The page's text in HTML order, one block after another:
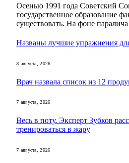
Осенью 1991 года Советский
государственное образование
существовать. На фоне
Названы лучшие упражнения
8 августа, 2026
Врач назвала список из 12
7 августа, 2026
Весь в поту. Эксперт Зубков
тренироваться в жару
7 августа, 2026